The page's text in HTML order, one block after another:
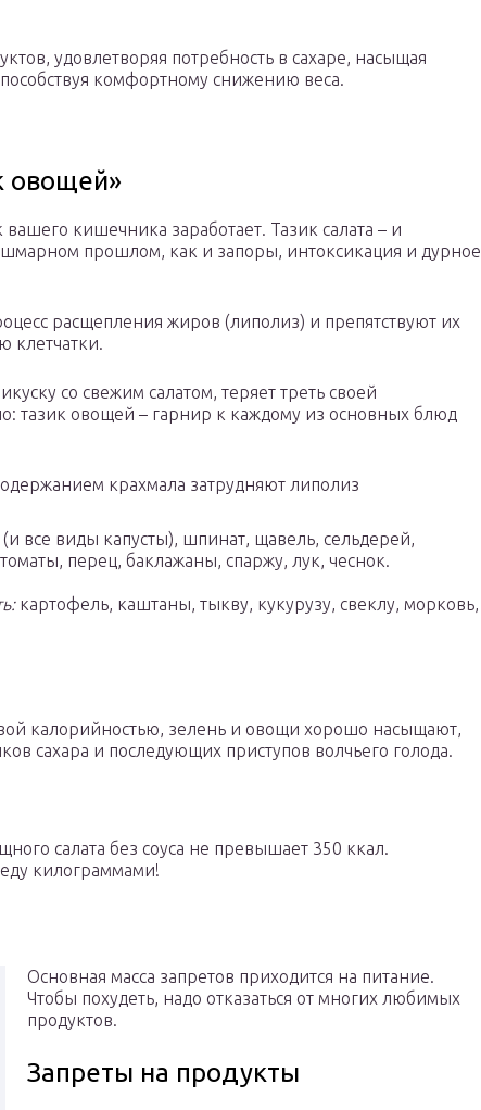
удовлетворяя потребность в сахаре, насыщая
комфортному снижению веса.
овощей»
кишечника заработает. Тазик салата – и
прошлом, как и запоры, интоксикация и дурное
расщепления жиров (липолиз) и препятствуют их
клетчатки.
со свежим салатом, теряет треть своей
тазик овощей – гарнир к каждому из основных блюд
крахмала затрудняют липолиз
все виды капусты), шпинат, щавель, сельдерей,
перец, баклажаны, спаржу, лук, чеснок.
картофель, каштаны, тыкву, кукурузу, свеклу, морковь,
калорийностью, зелень и овощи хорошо насыщают,
сахара и последующих приступов волчьего голода.
салата без соуса не превышает 350 ккал.
еду килограммами!
Основная масса запретов приходится на питание.
Чтобы похудеть, надо отказаться от многих любимых
продуктов.
Запреты на продукты